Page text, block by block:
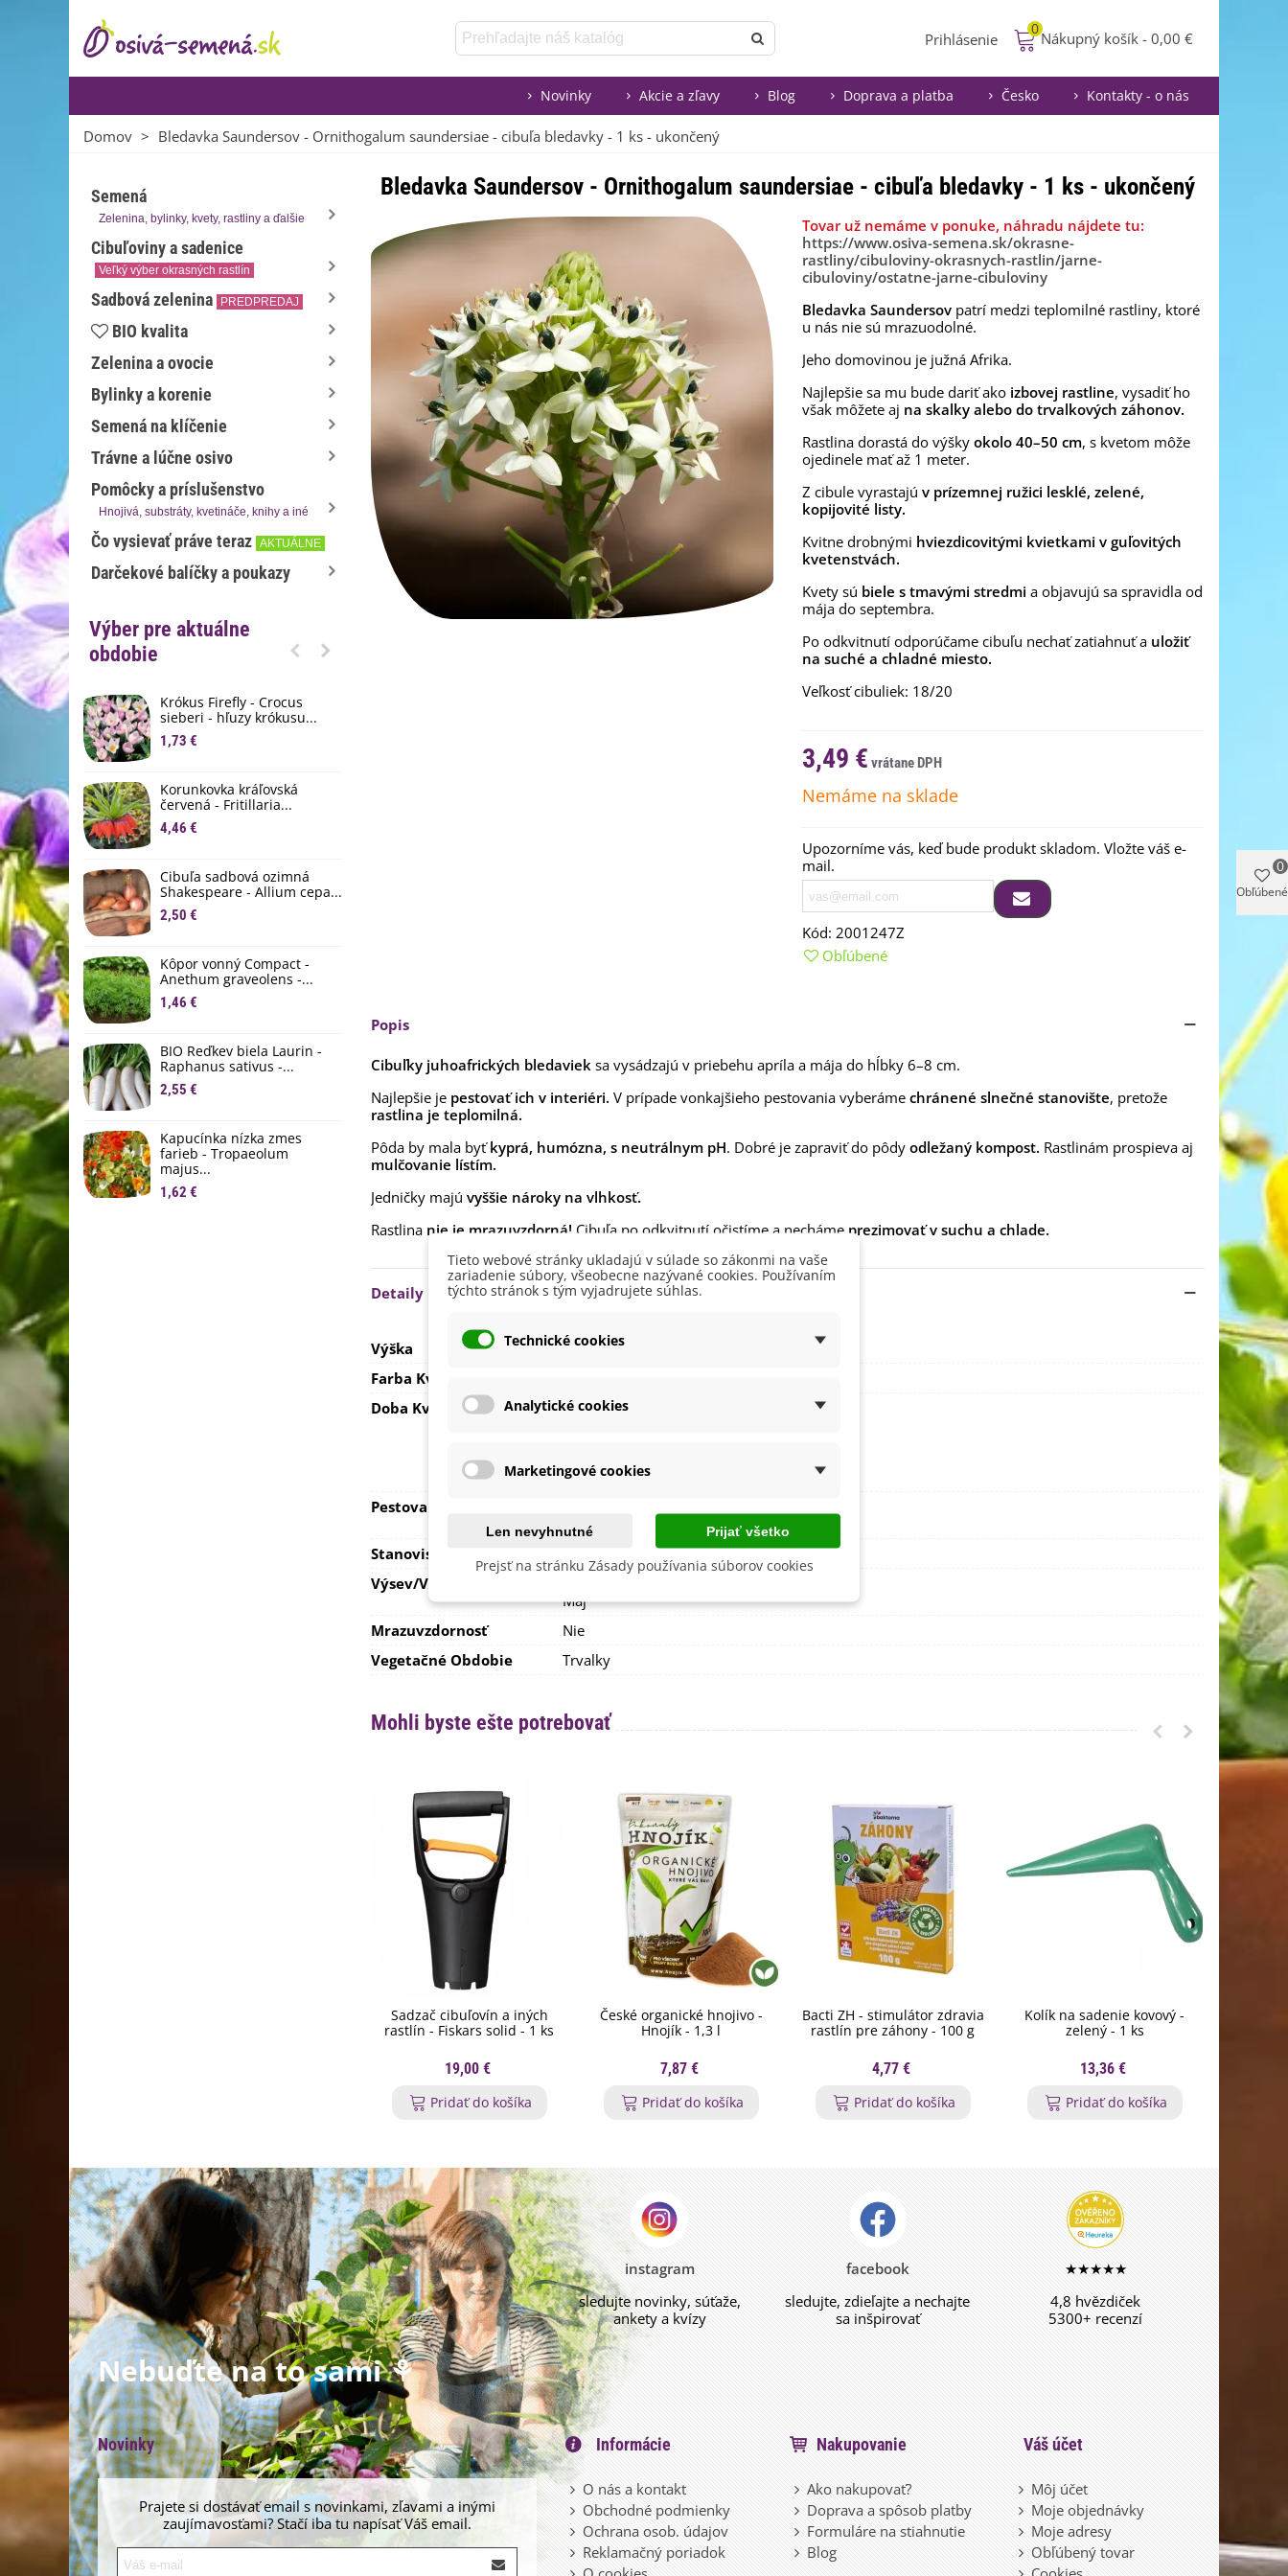
Prihlásenie
0
Nákupný košík - 0,00 €
Novinky Akcie a zľavy Blog Doprava a platba Česko Kontakty - o nás
Domov > Bledavka Saundersov - Ornithogalum saundersiae - cibuľa bledavky - 1 ks - ukončený
Semená
Zelenina, bylinky, kvety, rastliny a ďalšie
Cibuľoviny a sadenice
Veľký výber okrasných rastlín
Sadbová zelenina PREDPREDAJ
BIO kvalita
Zelenina a ovocie
Bylinky a korenie
Semená na klíčenie
Trávne a lúčne osivo
Pomôcky a príslušenstvo
Hnojivá, substráty, kvetináče, knihy a iné
Čo vysievať práve teraz AKTUÁLNE
Darčekové balíčky a poukazy
Výber pre aktuálne
obdobie
Krókus Firefly - Crocus
sieberi - hľuzy krókusu...
1,73 €
Korunkovka kráľovská
červená - Fritillaria...
4,46 €
Cibuľa sadbová ozimná
Shakespeare - Allium cepa...
2,50 €
Kôpor vonný Compact -
Anethum graveolens -...
1,46 €
BIO Reďkev biela Laurin -
Raphanus sativus -...
2,55 €
Kapucínka nízka zmes
farieb - Tropaeolum
majus...
1,62 €
Eukalyptus Baby Blue -
Blahovičník - Eukalyptus...
4,08 €
Bledavka Saundersov - Ornithogalum saundersiae - cibuľa bledavky - 1 ks - ukončený
Tovar už nemáme v ponuke, náhradu nájdete tu:
https://www.osiva-semena.sk/okrasne-
rastliny/cibuloviny-okrasnych-rastlin/jarne-
cibuloviny/ostatne-jarne-cibuloviny
Bledavka Saundersov patrí medzi teplomilné rastliny, ktoré
u nás nie sú mrazuodolné.
Jeho domovinou je južná Afrika.
Najlepšie sa mu bude dariť ako izbovej rastline, vysadiť ho
však môžete aj na skalky alebo do trvalkových záhonov.
Rastlina dorastá do výšky okolo 40–50 cm, s kvetom môže
ojedinele mať až 1 meter.
Z cibule vyrastajú v prízemnej ružici lesklé, zelené,
kopijovité listy.
Kvitne drobnými hviezdicovitými kvietkami v guľovitých
kvetenstvách.
Kvety sú biele s tmavými stredmi a objavujú sa spravidla od
mája do septembra.
Po odkvitnutí odporúčame cibuľu nechať zatiahnuť a uložiť
na suché a chladné miesto.
Veľkosť cibuliek: 18/20
3,49 €
Nemáme na sklade
Upozorníme vás, keď bude produkt skladom. Vložte váš e-
mail.
Kód: 2001247Z
Obľúbené
Popis
Cibuľky juhoafrických bledaviek sa vysádzajú v priebehu apríla a mája do hĺbky 6–8 cm.
Najlepšie je pestovať ich v interiéri. V prípade vonkajšieho pestovania vyberáme chránené slnečné stanovište, pretože
rastlina je teplomilná.
Pôda by mala byťkyprá, humózna, s neutrálnym pH. Dobré je zapraviť do pôdy odležaný kompost. Rastlinám prospieva aj
mulčovanie lístím.
Jedničky majú vyššie nároky na vlhkosť.
Rastlina nie je mrazuvzdorná! Cibuľa po odkvitnutí očistíme a necháme prezimovať v suchu a chlade.
Detaily produktu
Výška
40 - 60 cm
Farba Kvetu
Doba Kvitnutia
August
September
Pestovanie
V interiéri - dnu
Stanovisko
Výsev/výsadba
Máj
Mrazuvzdornosť
Nie
Vegetačné Obdobie
Trvalky
Mohli byste ešte potrebovať
Sadzač cibuľovín a iných
rastlín - Fiskars solid - 1 ks
19,00 €
Pridať do košíka
České organické hnojivo -
Hnojík - 1,3 l
7,87 €
Pridať do košíka
Bacti ZH - stimulátor zdravia
rastlín pre záhony - 100 g
4,77 €
Pridať do košíka
Kolík na sadenie kovový -
zelený - 1 ks
13,36 €
Pridať do košíka
Nebuďte na to sami ⚘
instagram
sledujte novinky, súťaže,
ankety a kvízy
facebook
sledujte, zdieľajte a nechajte
sa inšpirovať
★★★★★
4,8 hvězdiček
5300+ recenzí
Novinky
Prajete si dostávať email s novinkami, zľavami a inými
zaujímavosťami? Stačí iba tu napísať Váš email.
Informácie
O nás a kontakt
Obchodné podmienky
Ochrana osob. údajov
Reklamačný poriadok
Nakupovanie
Ako nakupovať?
Doprava a spôsob platby
Formuláre na stiahnutie
Blog
Váš účet
Môj účet
Moje objednávky
Moje adresy
Obľúbený tovar
Obľúbené
0
Tieto webové stránky ukladajú v súlade so zákonmi na vaše
zariadenie súbory, všeobecne nazývané cookies. Používaním
týchto stránok s tým vyjadrujete súhlas.
Technické cookies
Analytické cookies
Marketingové cookies
Len nevyhnutné Prijať všetko
Prejsť na stránku Zásady používania súborov cookies